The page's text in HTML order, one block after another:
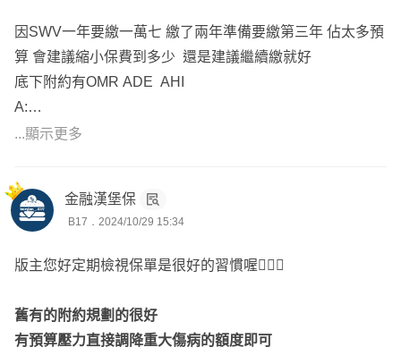
💡照護險
(主要為失能險/長照險，目前失能險滅絕，改以意外失能
險為優先，預算夠再考慮長照險)
🎯新生兒規劃重點:一個月保費2000初
兒童免疫系統尚未健全，生病機會頗高，需要住院會建議能
住單人房，可以避免受到其他病友干，除了實支實付的住院
用。
術、高端骨材)項目越來越高，實支實付規劃以高雜費且保
證續保為主。
因SWV一年要繳一萬七 繳了兩年準備要繳第三年 佔太多預
算 會建議縮小保費到多少 還是建議繼續繳就好
底下附約有OMR ADE AHI
A:
繼續繳或是減額就好
遠雄XCD後期可以砍
...顯示更多
金融漢堡保
B17．2024/10/29 15:34
版主您好定期檢視保單是很好的習慣喔🙋🏻‍♂️
舊有的附約規劃的很好
有預算壓力直接調降重大傷病的額度即可